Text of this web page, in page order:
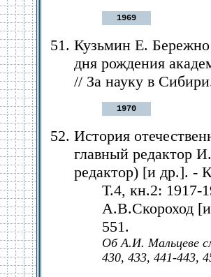
1969
Кузьмин Е.
дня рождения
// За науку в
1970
История
главный редактор
редактор) [и др.]. -
Т.4, кн.2: 1917-
А.В.Скороход
551.
Об А.И. Мальцеве
430, 433, 441-443,